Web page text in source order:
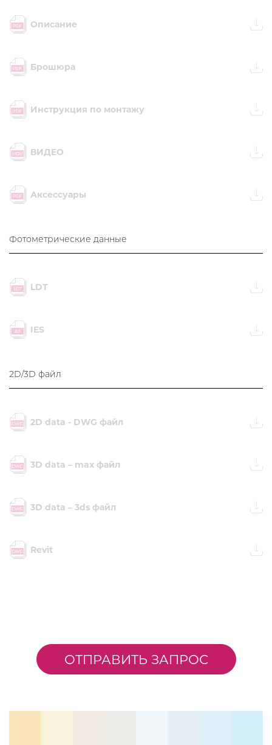
Описание
Брошюра
Инструкция по монтажу
ВИДЕО
Аксессуары
Фотометрические данные
LDT
IES
2D/3D файл
2D data - DWG файл
3D data – max файл
3D data – 3ds файл
Revit
ОТПРАВИТЬ ЗАПРОС